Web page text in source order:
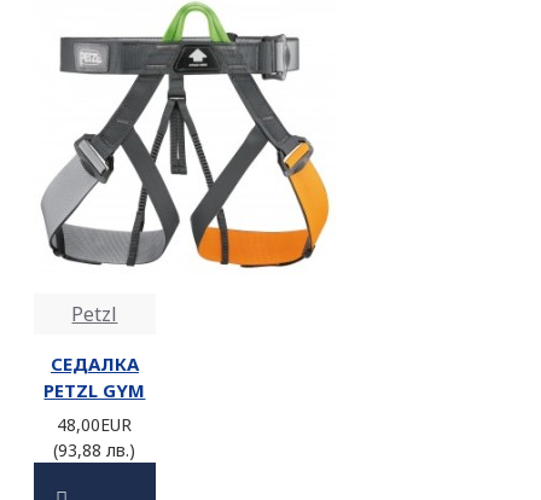
Petzl
СЕДАЛКА
PETZL GYM
48,00EUR
(93,88 лв.)